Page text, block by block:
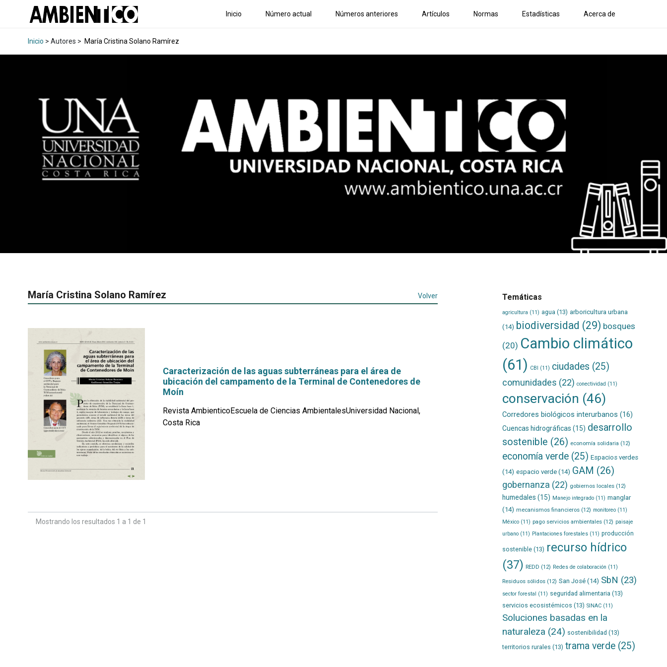
Inicio Número actual Números anteriores Artículos Normas Estadísticas Acerca de
Inicio > Autores > María Cristina Solano Ramírez
María Cristina Solano Ramírez Volver
Caracterización de las aguas subterráneas para el área de
ubicación del campamento de la Terminal de Contenedores de
Moín
Revista AmbienticoEscuela de Ciencias AmbientalesUniversidad Nacional,
Costa Rica
Mostrando los resultados 1 a 1 de 1
Temáticas
agricultura (11) agua (13) arboricultura urbana
(14) biodiversidad (29) bosques
(20) Cambio climático
(61) CBI (11) ciudades (25)
comunidades (22) conectividad (11)
conservación (46)
Corredores biológicos interurbanos (16)
Cuencas hidrográficas (15) desarrollo
sostenible (26) economía solidaria (12)
economía verde(25) Espacios verdes
(14) espacio verde(14) GAM (26)
gobernanza (22) gobiernos locales(12)
humedales (15) Manejo integrado(11) manglar
(14) mecanismos financieros(12) monitoreo(11)
México(11) pago servicios ambientales(12) paisaje
urbano(11) Plantaciones forestales(11) producción
sostenible(13) recurso hídrico
(37) REDD (12) Redes de colaboración (11)
Residuos sólidos(12) San José(14) SbN (23)
sector forestal (11) seguridad alimentaria (13)
servicios ecosistémicos (13) SINAC(11)
Soluciones basadas en la
naturaleza (24) sostenibilidad (13)
territorios rurales (13) trama verde(25)